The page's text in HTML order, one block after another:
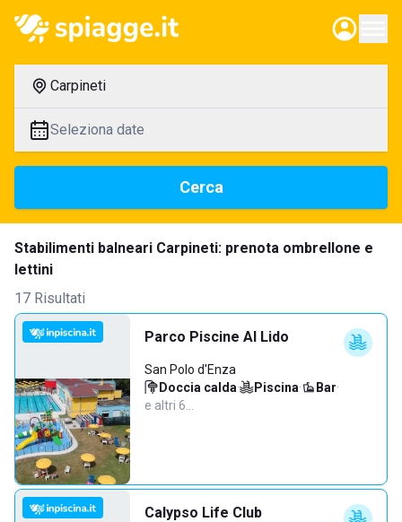
Carpineti
Seleziona date
Cerca
Stabilimenti balneari Carpineti: prenota ombrellone e
lettini
17 Risultati
Parco Piscine Al Lido
San Polo d'Enza
Doccia calda· Piscina· Bar·
e altri 6…
Calypso Life Club